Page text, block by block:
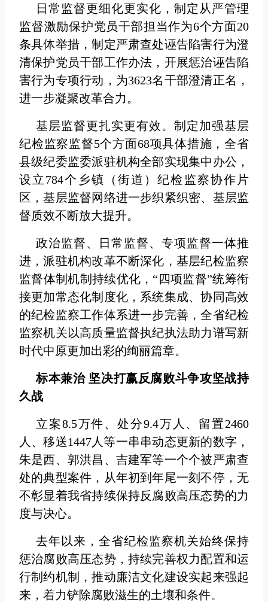
日常监督更细化更实化，制定从严管理
监督激励保护党员干部担当作为6个方面20
条具体举措，制定严肃查处诬告陷害行为澄
清保护党员干部工作办法，开展惩治诬告陷
害行为专项行动，为3623名干部澄清正名，
进一步凝聚改革合力。
基层监督更扎实更有效。制定加强基层
纪检监察监督5个方面68项具体措施，全省
县级纪委监委派驻机构全部实现集中办公，
设立784个乡镇（街道）纪检监察协作片
区，基层监督网络进一步织紧织密、基层监
督质效不断放大提升。
政治监督、日常监督、专项监督一体推
进，派驻机构改革不断深化，基层纪检监察
监督体制机制持续优化，“四项监督”统筹衔
接更加常态化制度化，系统集成、协同高效
的纪检监察工作体系进一步完善，全省纪检
监察机关以高质量监督执纪执法助力谱写新
时代中原更加出彩的绚丽篇章。
标本兼治 坚决打赢反腐败斗争攻坚战持
久战
立案8.5万件、处分9.4万人、留置2460
人、移送1447人等一串串动态更新的数字，
朱是西、郭洪昌、吉建军等一个个被严肃查
处的典型案件，从年初到年尾一刻不停，无
不彰显着我省持续保持反腐败高压态势的力
度与决心。
去年以来，全省纪检监察机关始终保持
惩治腐败高压态势，持续完善权力配置和运
行制约机制，推动廉洁文化建设实起来强起
来，着力铲除腐败滋生的土壤和条件。